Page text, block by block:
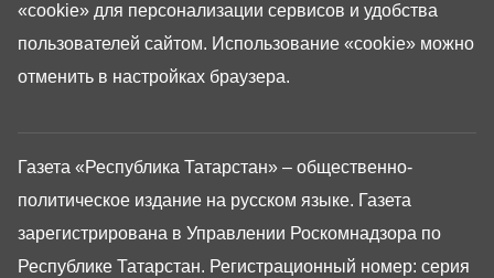
Газета «Республика Татарстан» – общественно-
политическое издание на русском языке. Газета
зарегистрирована в Управлении Роскомнадзора по
Республике Татарстан. Регистрационный номер: серия
«cookie» для персонализации сервисов и удобства
пользователей сайтом. Использование «cookie» можно
отменить в настройках браузера.